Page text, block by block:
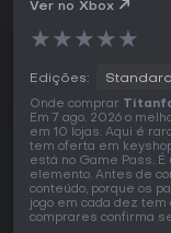
Ver no Xbox
★★★★★
Edições: Standard
Onde comprar
Em 7 ago. 2026 o
em 10 lojas. Aqui é
tem oferta em
está no Game Pass. É
elemento. Antes de
conteúdo, porque os
jogo em cada dez
comprares confirma